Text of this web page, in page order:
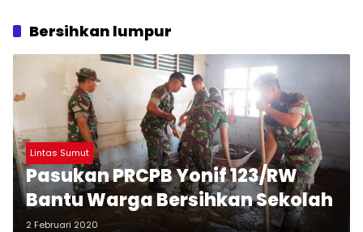
Bersihkan lumpur
Lintas Sumut
Pasukan PRCPB Yonif 123/RW
Bantu Warga Bersihkan Sekolah
2 Februari 2020